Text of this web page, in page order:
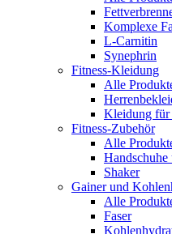
Komplexe
L-Carnitin
Synephrin
Fitness-Kleidung
Alle
Kleidung für
Fitness-Zubehör
Alle
Handschuhe
Shaker
Gainer und
Alle
Faser